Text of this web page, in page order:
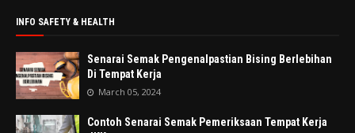
INFO SAFETY & HEALTH
Senarai Semak Pengenalpastian Bising Berlebihan
Di Tempat Kerja
March 05, 2024
Contoh Senarai Semak Pemeriksaan Tempat Kerja